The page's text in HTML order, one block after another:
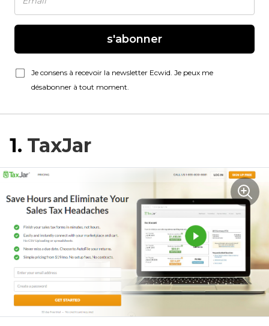
s'abonner
Je consens à recevoir la newsletter Ecwid. Je peux me
désabonner à tout moment.
1. TaxJar